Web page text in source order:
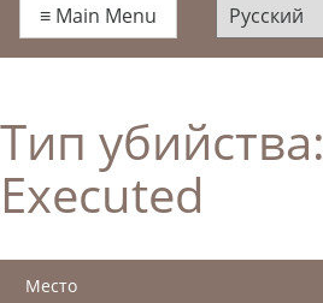
≡ Main Menu
Тип убийства:
Executed
Место